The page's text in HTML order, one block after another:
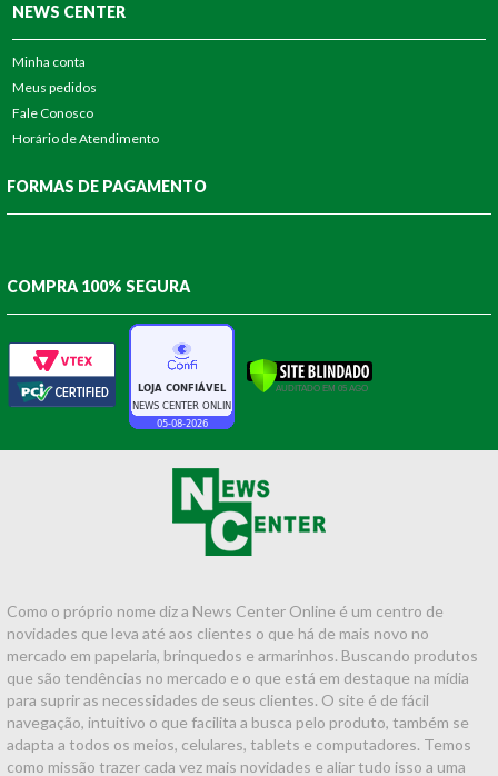
NEWS CENTER
Minha conta
Meus pedidos
Fale Conosco
Horário de Atendimento
FORMAS DE PAGAMENTO
COMPRA 100% SEGURA
Como o próprio nome diz a News Center Online é um centro de
novidades que leva até aos clientes o que há de mais novo no
mercado em papelaria, brinquedos e armarinhos. Buscando produtos
que são tendências no mercado e o que está em destaque na mídia
para suprir as necessidades de seus clientes. O site é de fácil
navegação, intuitivo o que facilita a busca pelo produto, também se
adapta a todos os meios, celulares, tablets e computadores. Temos
como missão trazer cada vez mais novidades e aliar tudo isso a uma